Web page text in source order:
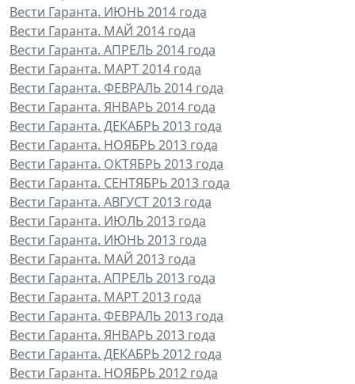
Вести Гаранта. ИЮНЬ 2014 года
Вести Гаранта. МАЙ 2014 года
Вести Гаранта. АПРЕЛЬ 2014 года
Вести Гаранта. МАРТ 2014 года
Вести Гаранта. ФЕВРАЛЬ 2014 года
Вести Гаранта. ЯНВАРЬ 2014 года
Вести Гаранта. ДЕКАБРЬ 2013 года
Вести Гаранта. НОЯБРЬ 2013 года
Вести Гаранта. ОКТЯБРЬ 2013 года
Вести Гаранта. СЕНТЯБРЬ 2013 года
Вести Гаранта. АВГУСТ 2013 года
Вести Гаранта. ИЮЛЬ 2013 года
Вести Гаранта. ИЮНЬ 2013 года
Вести Гаранта. МАЙ 2013 года
Вести Гаранта. АПРЕЛЬ 2013 года
Вести Гаранта. МАРТ 2013 года
Вести Гаранта. ФЕВРАЛЬ 2013 года
Вести Гаранта. ЯНВАРЬ 2013 года
Вести Гаранта. ДЕКАБРЬ 2012 года
Вести Гаранта. НОЯБРЬ 2012 года